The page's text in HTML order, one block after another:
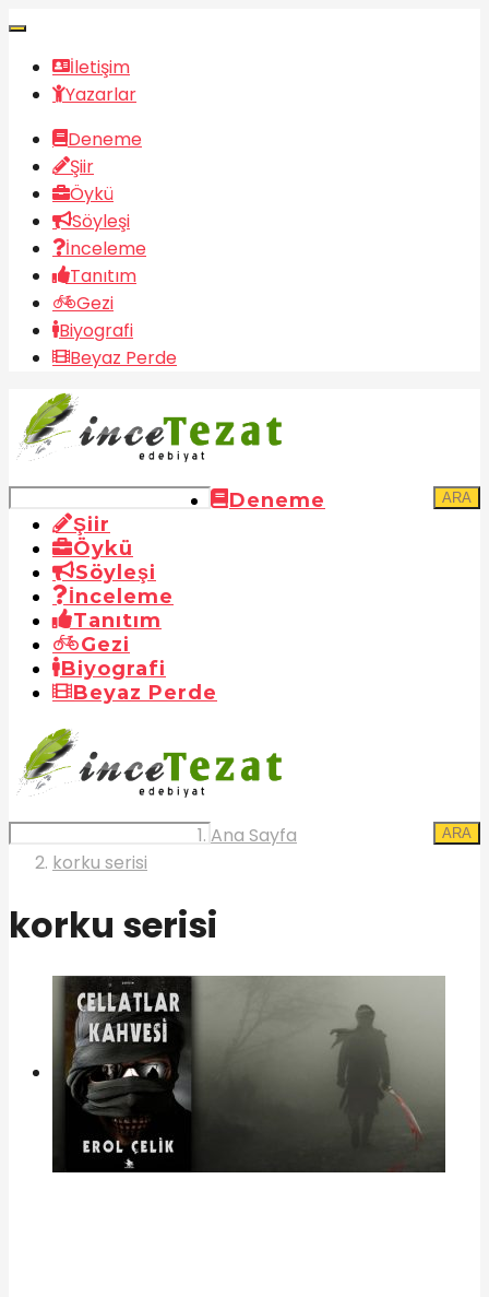
İletişim
Yazarlar
Deneme
Şiir
Öykü
Söyleşi
İnceleme
Tanıtım
Gezi
Biyografi
Beyaz Perde
ARA
Deneme
Şiir
Öykü
Söyleşi
İnceleme
Tanıtım
Gezi
Biyografi
Beyaz Perde
ARA
Ana Sayfa
korku serisi
korku serisi